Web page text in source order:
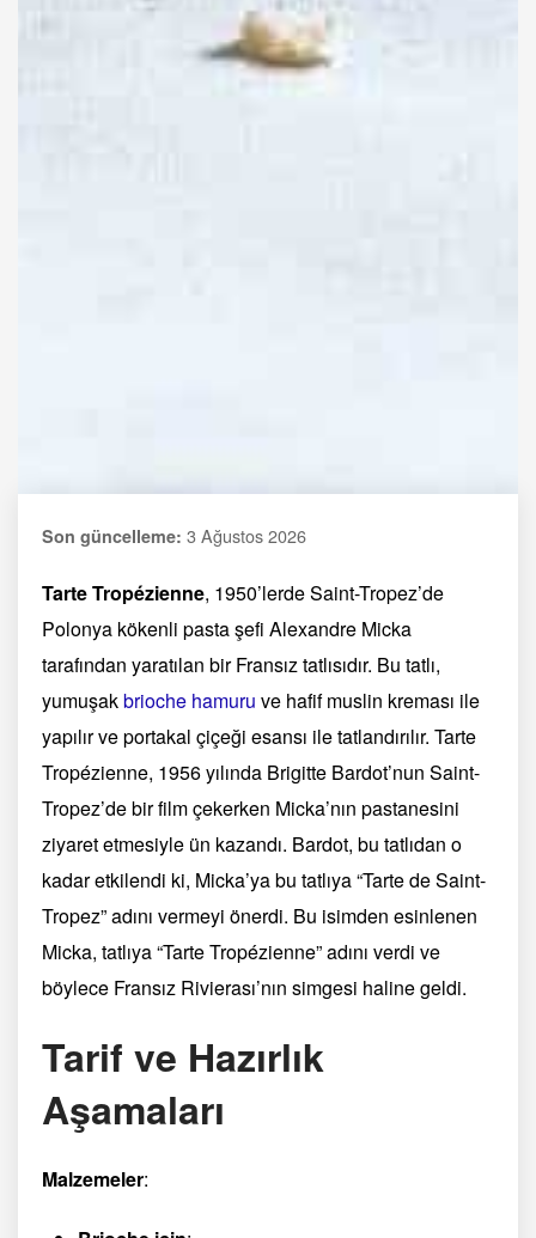
Son güncelleme: 3 Ağustos 2026
Tarte Tropézienne, 1950’lerde Saint-Tropez’de
Polonya kökenli pasta şefi Alexandre Micka
tarafından yaratılan bir Fransız tatlısıdır. Bu tatlı,
yumuşakbrioche hamuru ve hafif muslin kreması ile
yapılır ve portakal çiçeği esansı ile tatlandırılır. Tarte
Tropézienne, 1956 yılında Brigitte Bardot’nun Saint-
Tropez’de bir film çekerken Micka’nın pastanesini
ziyaret etmesiyle ün kazandı. Bardot, bu tatlıdan o
kadar etkilendi ki, Micka’ya bu tatlıya “Tarte de Saint-
Tropez” adını vermeyi önerdi. Bu isimden esinlenen
Micka, tatlıya “Tarte Tropézienne” adını verdi ve
böylece Fransız Rivierası’nın simgesi haline geldi.
Tarif ve Hazırlık
Aşamaları
Malzemeler: